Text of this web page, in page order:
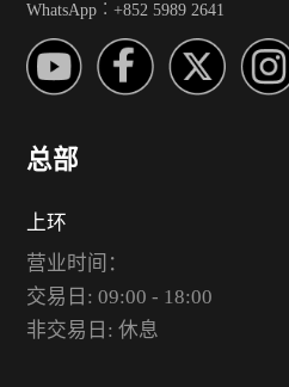
WhatsApp︰+852 5989 2641
总部
上环
营业时间：
交易日: 09:00 - 18:00
非交易日: 休息